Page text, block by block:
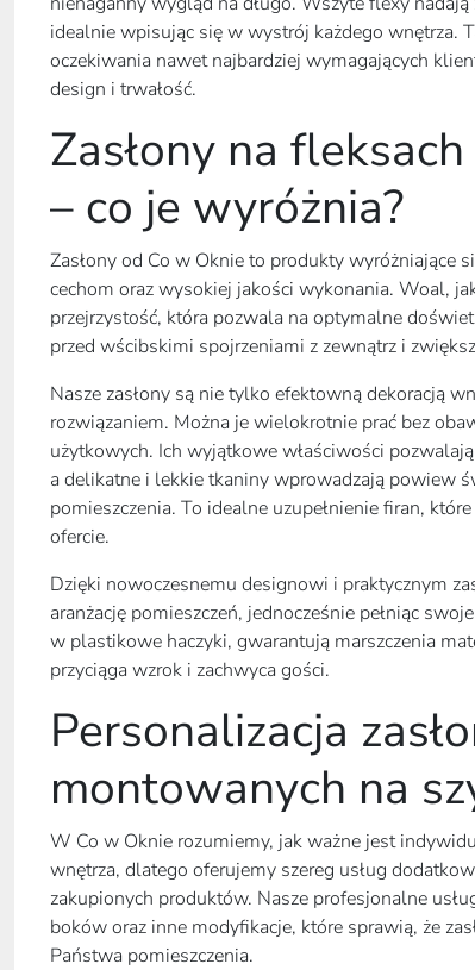
idealnie wpisując się w wystrój każdego wnętrza.
oczekiwania nawet najbardziej wymagających
design i trwałość.
Zasłony na
– co je wyróżnia?
Zasłony od Co w Oknie to produkty wyróżniające
cechom oraz wysokiej jakości wykonania. Woal,
przejrzystość, która pozwala na optymalne
przed wścibskimi spojrzeniami z zewnątrz i
Nasze zasłony są nie tylko efektowną dekoracją
rozwiązaniem. Można je wielokrotnie prać bez
użytkowych. Ich wyjątkowe właściwości
a delikatne i lekkie tkaniny wprowadzają powiew
pomieszczenia. To idealne uzupełnienie firan,
ofercie.
Dzięki nowoczesnemu designowi i praktycznym
aranżację pomieszczeń, jednocześnie pełniąc
w plastikowe haczyki, gwarantują marszczenia
przyciąga wzrok i zachwyca gości.
Personalizacja
montowanych na
W Co w Oknie rozumiemy, jak ważne jest
wnętrza, dlatego oferujemy szereg usług
zakupionych produktów. Nasze profesjonalne
boków oraz inne modyfikacje, które sprawią, że
Państwa pomieszczenia.